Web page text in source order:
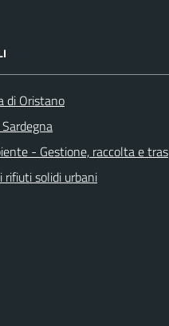
di Oristano
- Gestione, raccolta e tras
rifiuti solidi urbani